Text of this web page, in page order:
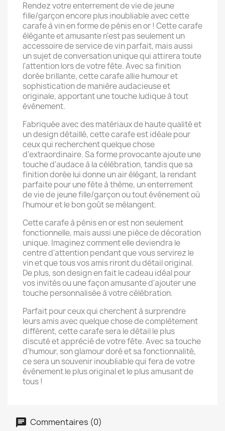
Rendez votre enterrement de vie de jeune
fille/garçon encore plus inoubliable avec cette
carafe à vin en forme de pénis en or ! Cette carafe
élégante et amusante n'est pas seulement un
accessoire de service de vin parfait, mais aussi
un sujet de conversation unique qui attirera toute
l'attention lors de votre fête. Avec sa finition
dorée brillante, cette carafe allie humour et
sophistication de manière audacieuse et
originale, apportant une touche ludique à tout
événement.
Fabriquée avec des matériaux de haute qualité et
un design détaillé, cette carafe est idéale pour
ceux qui recherchent quelque chose
d'extraordinaire. Sa forme provocante ajoute une
touche d'audace à la célébration, tandis que sa
finition dorée lui donne un air élégant, la rendant
parfaite pour une fête à thème, un enterrement
de vie de jeune fille/garçon ou tout événement où
l'humour et le bon goût se mélangent.
Cette carafe à pénis en or est non seulement
fonctionnelle, mais aussi une pièce de décoration
unique. Imaginez comment elle deviendra le
centre d'attention pendant que vous servirez le
vin et que tous vos amis riront du détail original.
De plus, son design en fait le cadeau idéal pour
vos invités ou une façon amusante d'ajouter une
touche personnalisée à votre célébration.
Parfait pour ceux qui cherchent à surprendre
leurs amis avec quelque chose de complètement
différent, cette carafe sera le détail le plus
discuté et apprécié de votre fête. Avec sa touche
d'humour, son glamour doré et sa fonctionnalité,
ce sera un souvenir inoubliable qui fera de votre
événement le plus original et le plus amusant de
tous !
Commentaires (0)